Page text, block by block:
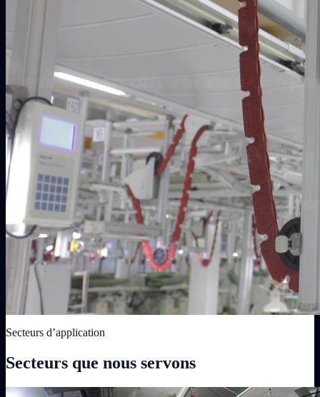
Secteurs d’application
Secteurs que nous servons